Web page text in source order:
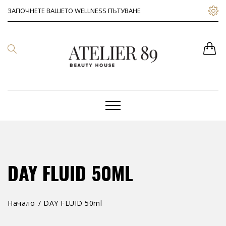
ЗАПОЧНЕТЕ ВАШЕТО WELLNESS ПЪТУВАНЕ
DAY FLUID 50ML
Начало DAY FLUID 50ml